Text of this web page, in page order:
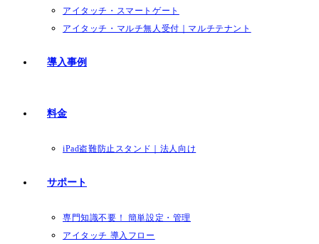
アイタッチ・スマートゲート
アイタッチ・マルチ無人受付｜マルチテナント
導入事例
料金
iPad盗難防止スタンド｜法人向け
サポート
専門知識不要！ 簡単設定・管理
アイタッチ 導入フロー